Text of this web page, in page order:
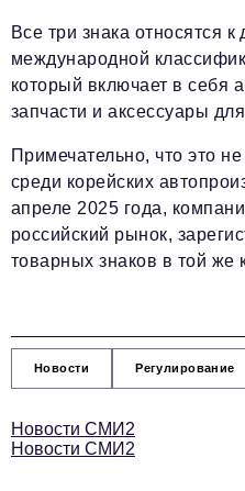
Все три знака относятся
международной
который включает в себя
запчасти и аксессуары
Примечательно, что это
среди корейских
апреле 2025 года,
российский рынок,
товарных знаков в той же
Новости Регулирование
Новости СМИ2
Новости СМИ2